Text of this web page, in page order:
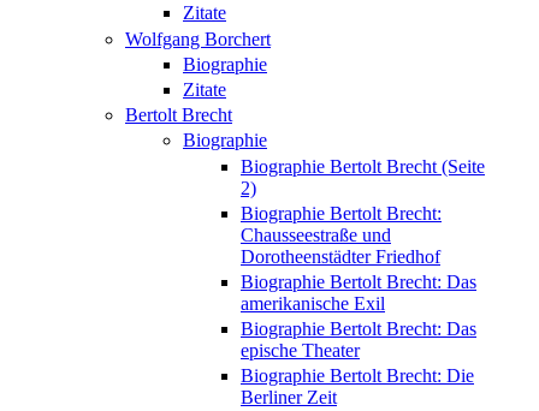
Zitate
Wolfgang Borchert
Biographie
Zitate
Bertolt Brecht
Biographie
Biographie Bertolt Brecht (Seite
2)
Biographie Bertolt Brecht:
Chausseestraße und
Dorotheenstädter Friedhof
Biographie Bertolt Brecht: Das
amerikanische Exil
Biographie Bertolt Brecht: Das
epische Theater
Biographie Bertolt Brecht: Die
Berliner Zeit